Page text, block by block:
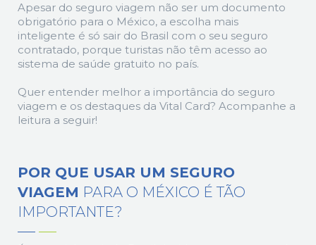
Apesar do seguro viagem não ser um documento
obrigatório para o México, a escolha mais
inteligente é só sair do Brasil com o seu seguro
contratado, porque turistas não têm acesso ao
sistema de saúde gratuito no país.
Quer entender melhor a importância do seguro
viagem e os destaques da Vital Card? Acompanhe a
leitura a seguir!
POR QUE USAR UM SEGURO
VIAGEM PARA O MÉXICO É TÃO
IMPORTANTE?